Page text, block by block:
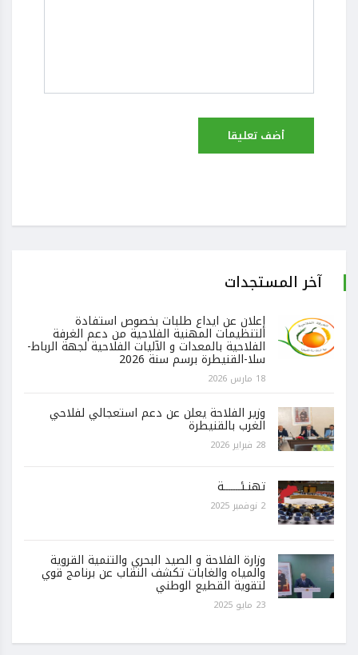
آخر المستجدات
إعلان عن ايداع طلبات بخصوص استفادة
التنظيمات المهنية الفلاحية من دعم الغرفة
الفلاحية بالمعدات و الآليات الفلاحية لجهة الرباط-
سلا-القنيطرة برسم سنة 2026
18 مارس 2026
وزير الفلاحة يعلن عن دعم استعجالي لفلاحي
الغرب بالقنيطرة
28 فبراير 2026
تهنـئـــــــة
2 نوفمبر 2025
وزارة الفلاحة و الصيد البحري والتنمية القروية
والمياه والغابات تكشف النقاب عن برنامج قوي
لتقوية القطيع الوطني
23 مايو 2025